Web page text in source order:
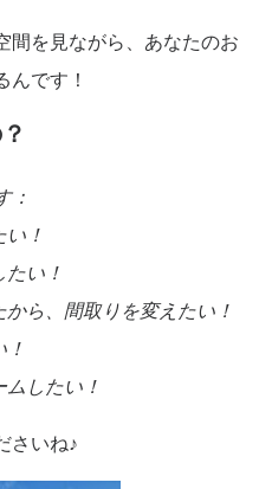
間を見ながら、あなたのお
です！
：
！
い！
ら、間取りを変えたい！
したい！
さいね♪